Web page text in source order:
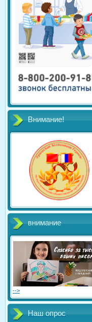
Внимание!
внимание
-->
Наш опрос